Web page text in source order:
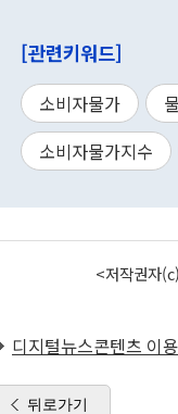
[관련키워드]
소비자물가
소비자물가지수
<저작권자
디지털뉴스콘텐츠 이
뒤로가기